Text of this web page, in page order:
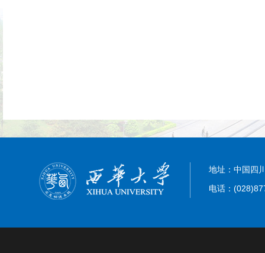
地址：中国四
电话：